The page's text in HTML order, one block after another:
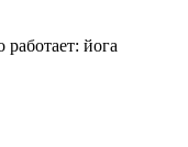
йога